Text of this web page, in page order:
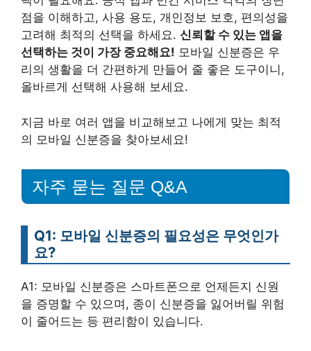
점을 이해하고, 사용 용도, 개인정보 보호, 편의성을
고려해 최적의 선택을 하세요. 신뢰할 수 있는 앱을
선택하는 것이 가장 중요해요! 모바일 신분증은 우
리의 생활을 더 간편하게 만들어 줄 좋은 도구이니,
올바르게 선택해 사용해 보세요.
지금 바로 여러 앱을 비교해보고 나에게 맞는 최적
의 모바일 신분증을 찾아보세요!
자주 묻는 질문 Q&A
Q1: 모바일 신분증의 필요성은 무엇인가
요?
A1: 모바일 신분증은 스마트폰으로 언제든지 신원
을 증명할 수 있으며, 종이 신분증을 잃어버릴 위험
이 줄어드는 등 편리함이 있습니다.